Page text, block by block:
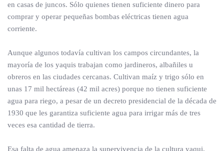
en casas de juncos. Sólo quienes tienen suficiente dinero para
comprar y operar pequeñas bombas eléctricas tienen agua
corriente.
Aunque algunos todavía cultivan los campos circundantes, la
mayoría de los yaquis trabajan como jardineros, albañiles u
obreros en las ciudades cercanas. Cultivan maíz y trigo sólo en
unas 17 mil hectáreas (42 mil acres) porque no tienen suficiente
agua para riego, a pesar de un decreto presidencial de la década de
1930 que les garantiza suficiente agua para irrigar más de tres
veces esa cantidad de tierra.
Esa falta de agua amenaza la supervivencia de la cultura yaqui,